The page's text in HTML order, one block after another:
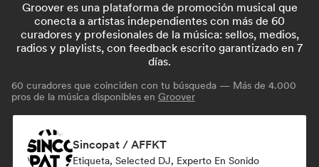
Groover es una plataforma de promoción musical que
conecta a artistas independientes con más de 60
curadores y profesionales de la música: sellos, medios,
radios y playlists, con feedback escrito garantizado en 7
días.
60 curadores que coinciden con tu búsqueda — Más de 4.000
pros de la música disponibles en Groover
Sincopat / AFFKT
Etiqueta, Selected DJ, Experto En Sonido